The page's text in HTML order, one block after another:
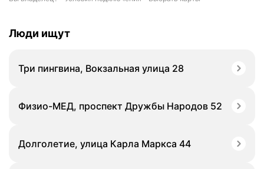
Люди ищут
Три пингвина, Вокзальная улица 28
Физио-МЕД, проспект Дружбы Народов 52
Долголетие, улица Карла Маркса 44